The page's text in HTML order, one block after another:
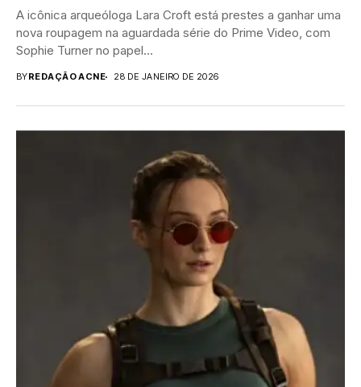
A icônica arqueóloga Lara Croft está prestes a ganhar uma
nova roupagem na aguardada série do Prime Video, com
Sophie Turner no papel...
BYREDAÇÃO ACNE 28 DE JANEIRO DE 2026